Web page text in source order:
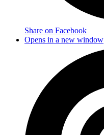
Share on Facebook
Opens in a new window